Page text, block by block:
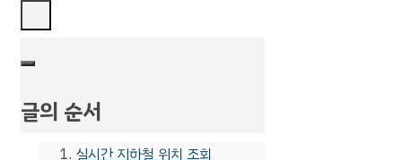
글의 순서
실시간 지하철 위치 조회